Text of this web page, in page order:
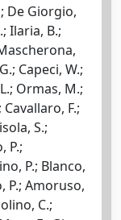
De Giorgio,
Ilaria, B.;
Capeci, W.;
Ormas, M.;
F.;
S.;
P.;
P.; Blanco,
P.; Amoruso,
C.;